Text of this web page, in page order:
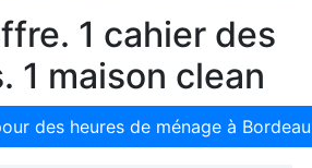
1 cahier des
1 maison clean
des heures de ménage à